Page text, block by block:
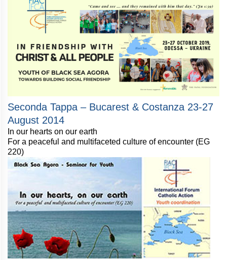
Seconda Tappa – Bucarest & Costanza 23-27
August 2014
In our hearts on our earth
For a peaceful and multifaceted culture of encounter (EG
220)